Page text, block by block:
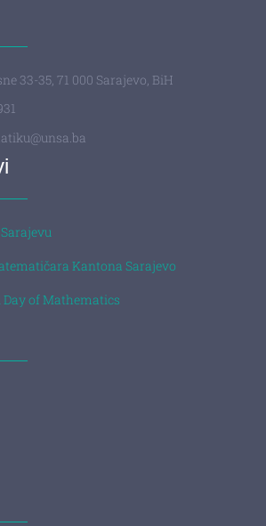
33-35, 71 000 Sarajevo, BiH
Kantona Sarajevo
of Mathematics